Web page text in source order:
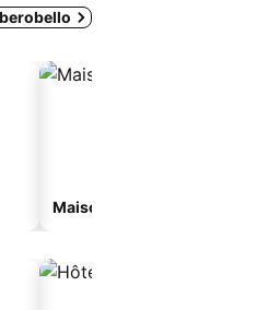
Maison d'hôtes